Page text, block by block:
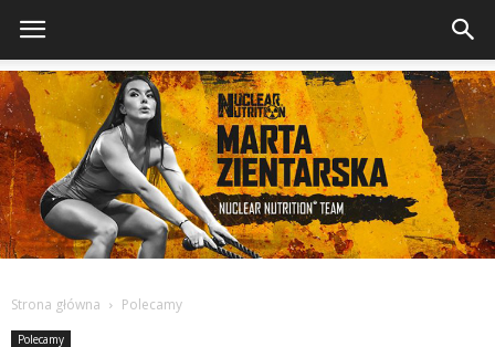
Strona główna Polecamy
Polecamy